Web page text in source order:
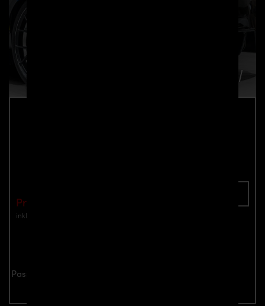
Preis: €649.00
inkl. Mwst.
Passend für alle Toyota GR Yaris Modelle